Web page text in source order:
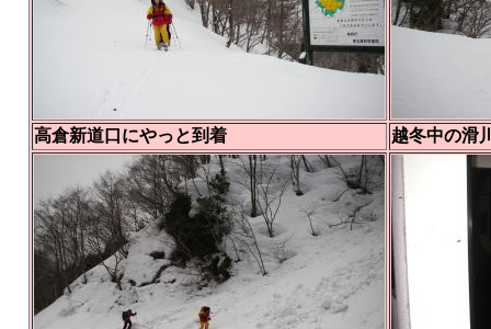
高倉新道口にやっと到着 越冬中の滑